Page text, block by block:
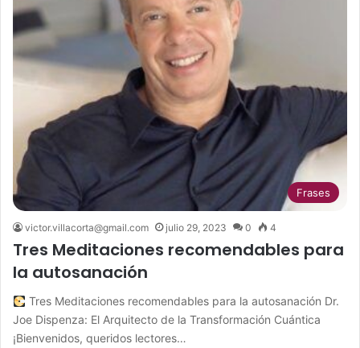
Frases
victor.villacorta@gmail.com julio 29, 2023 0 4
Tres Meditaciones recomendables para
la autosanación
Tres Meditaciones recomendables para la autosanación Dr.
Joe Dispenza: El Arquitecto de la Transformación Cuántica
¡Bienvenidos, queridos lectores…